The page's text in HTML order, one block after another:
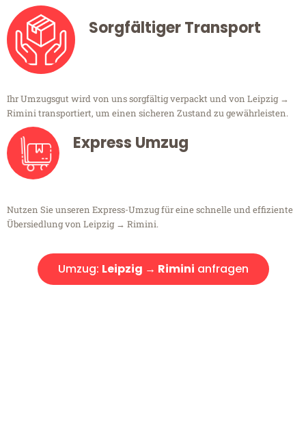
Sorgfältiger Transport
Ihr Umzugsgut wird von uns sorgfältig verpackt und von Leipzig →
Rimini transportiert, um einen sicheren Zustand zu gewährleisten.
Express Umzug
Nutzen Sie unseren Express-Umzug für eine schnelle und effiziente
Übersiedlung von Leipzig → Rimini.
Umzug: Leipzig → Rimini anfragen